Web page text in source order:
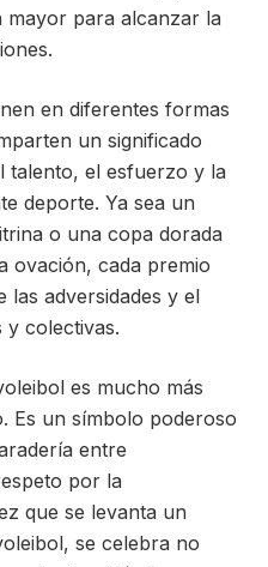
mayor para alcanzar la
en diferentes formas
un significado
talento, el esfuerzo y la
deporte. Ya sea un
o una copa dorada
ovación, cada premio
adversidades y el
y colectivas.
es mucho más
Es un símbolo poderoso
entre
por la
que se levanta un
se celebra no